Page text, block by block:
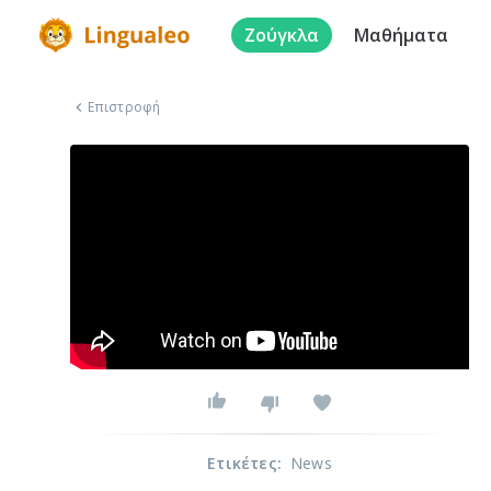
Ζούγκλα Μαθήματα
Επιστροφή
Ετικέτες: News